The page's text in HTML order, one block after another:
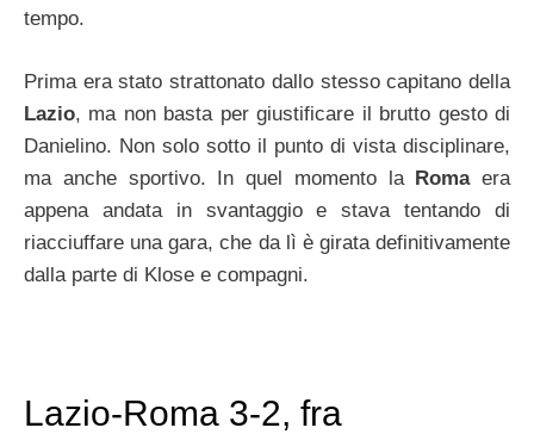
tempo.
Prima era stato strattonato dallo stesso capitano della
Lazio, ma non basta per giustificare il brutto gesto di
Danielino. Non solo sotto il punto di vista disciplinare,
ma anche sportivo. In quel momento la Romaera
appena andata in svantaggio e stava tentando di
riacciuffare una gara, che da lì è girata definitivamente
dalla parte di Klose e compagni.
Lazio-Roma 3-2, fra